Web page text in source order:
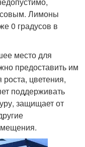
Лимоны
0 градусов в
место для
предоставить им
цветения,
поддерживать
защищает от